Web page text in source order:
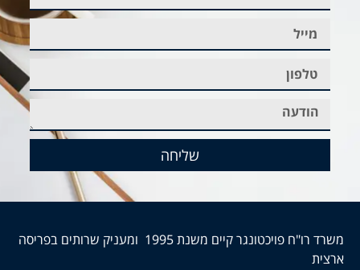
שליחה
משרד רו"ח פויכטונגר קיים משנת 1995 ומעניק שרותים בפריסה
ארצית